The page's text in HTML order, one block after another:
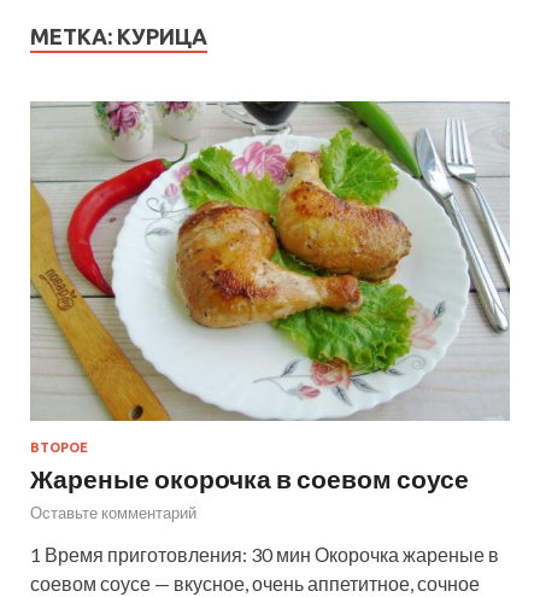
МЕТКА: КУРИЦА
ВТОРОЕ
Жареные окорочка в соевом соусе
Оставьте комментарий
1 Время приготовления: 30 мин Окорочка жареные в
соевом соусе — вкусное, очень аппетитное, сочное